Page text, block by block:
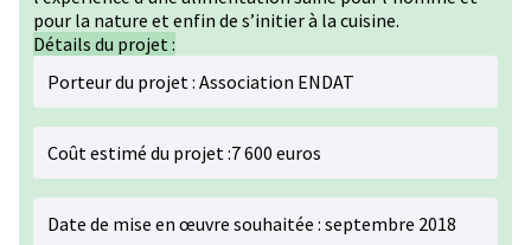
pour la nature et enfin de s’initier à la cuisine.
Détails du projet :
Porteur du projet : Association ENDAT
Coût estimé du projet :7 600 euros
Date de mise en œuvre souhaitée : septembre 2018